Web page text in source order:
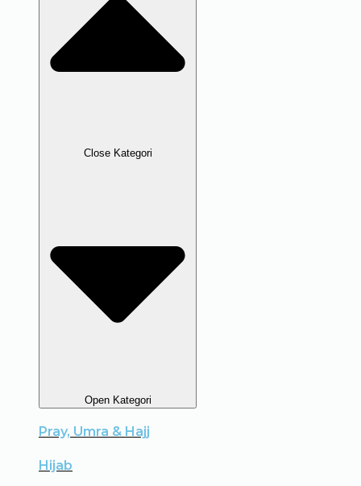
Close Kategori
Open Kategori
Pray, Umra & Hajj
Hijab